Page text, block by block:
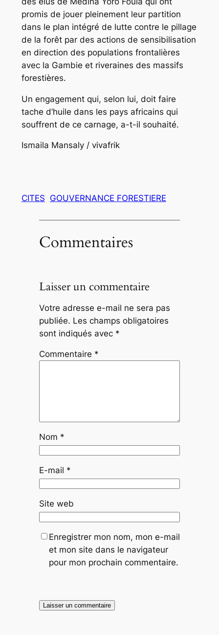
promis de jouer pleinement leur partition
dans le plan intégré de lutte contre le pillage
de la forêt par des actions de sensibilisation
en direction des populations frontalières
avec la Gambie et riveraines des massifs
forestières.
Un engagement qui, selon lui, doit faire
tache d’huile dans les pays africains qui
souffrent de ce carnage, a-t-il souhaité.
Ismaila Mansaly / vivafrik
CITES GOUVERNANCE FORESTIERE
Commentaires
Laisser un commentaire
Votre adresse e-mail ne sera pas
publiée. Les champs obligatoires
sont indiqués avec *
Commentaire *
Nom *
E-mail *
Site web
Enregistrer mon nom, mon e-mail
et mon site dans le navigateur
pour mon prochain commentaire.